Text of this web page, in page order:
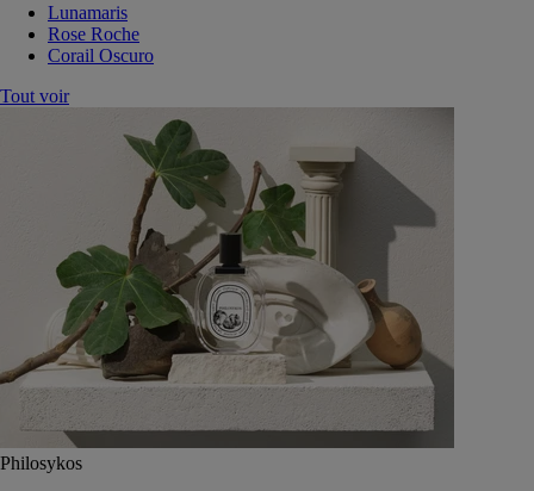
Lunamaris
Rose Roche
Corail Oscuro
Tout voir
Philosykos